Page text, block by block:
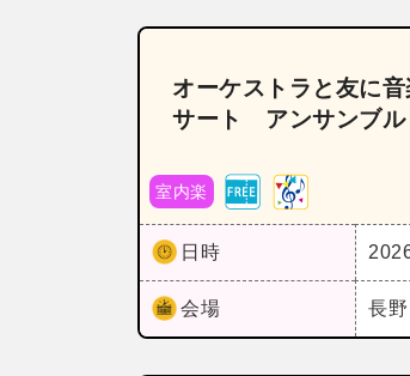
オーケストラと友に
サート アンサンブル
室内楽
日時
会場 長野